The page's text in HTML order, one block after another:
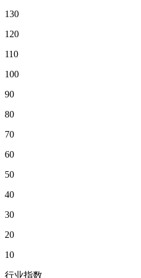
130
120
110
100
90
80
70
60
50
40
30
20
10
行业指数